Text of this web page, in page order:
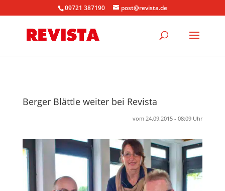
09721 387190 post@revista.de
Berger Blättle weiter bei Revista
vom 24.09.2015 - 08:09 Uhr